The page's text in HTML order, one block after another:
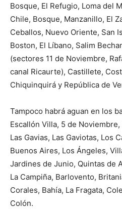
Bosque, El Refugio, Loma del
Chile, Bosque, Manzanillo, El
Ceballos, Nuevo Oriente, San
Boston, El Líbano, Salim
(sectores 11 de Noviembre,
canal Ricaurte), Castillete,
Chiquinquirá y República de
Tampoco habrá aguan en los
Escallón Villa, 5 de
Las Gavias, Las Gaviotas, Los
Buenos Aires, Los Ángeles,
Jardines de Junio, Quintas de
La Campiña, Barlovento,
Corales, Bahía, La Fragata,
Colón.